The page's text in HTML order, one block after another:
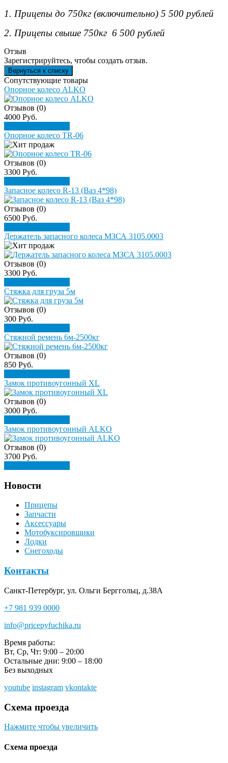
1. Прицепы до 750кг (включительно) 5 500 рублей
2. Прицепы свыше 750кг 6 500 рублей
Отзыв
Зарегистрируйтесь, чтобы создать отзыв.
Сопутствующие товары
Опорное колесо ALKO
Отзывов (0)
4000 Руб.
Опорное колесо TR-06
Отзывов (0)
3300 Руб.
Запасное колесо R-13 (Ваз 4*98)
Отзывов (0)
6500 Руб.
Держатель запасного колеса МЗСА 3105.0003
Отзывов (0)
3300 Руб.
Стяжка для груза 5м
Отзывов (0)
300 Руб.
Стяжной ремень 6м-2500кг
Отзывов (0)
850 Руб.
Замок противоугонный XL
Отзывов (0)
3000 Руб.
Замок противоугонный ALKO
Отзывов (0)
3700 Руб.
Новости
Прицепы
Запчасти
Аксессуары
Мотобуксировщики
Лодки
Снегоходы
Контакты
Санкт-Петербург, ул. Ольги Берггольц, д.38А
+7 981 939 0000
info@pricepyfuchika.ru
Время работы:
Вт, Ср, Чт: 9:00 – 20:00
Остальные дни: 9:00 – 18:00
Без выходных
youtube instagram vkontakte
Схема проезда
Нажмите чтобы увеличить
Схема проезда